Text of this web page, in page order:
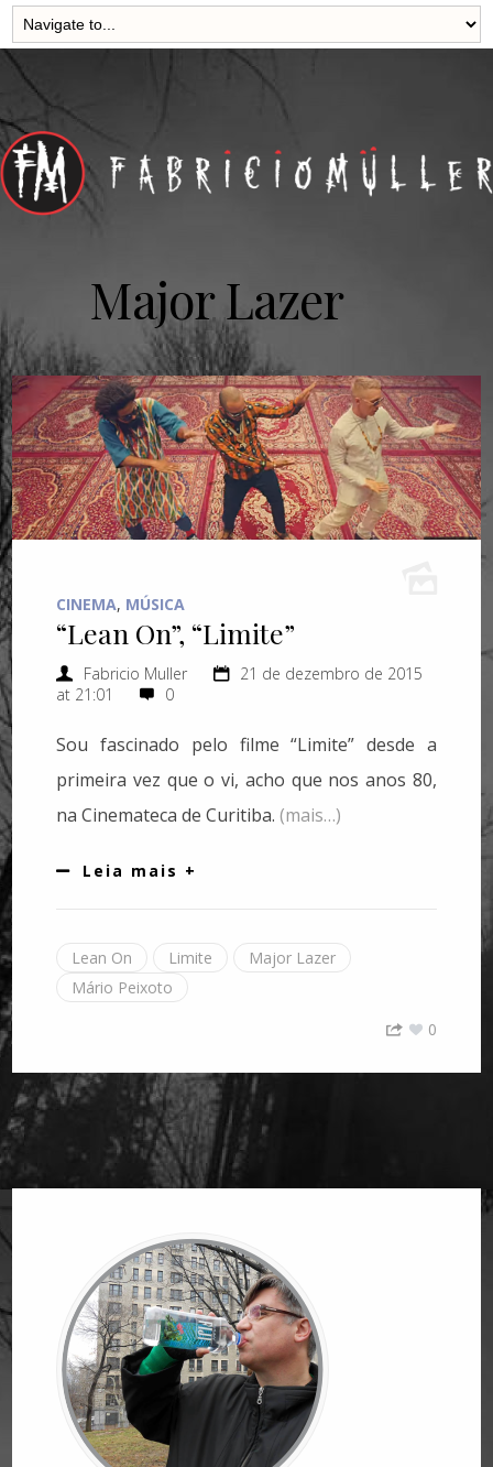
Major Lazer
CINEMA, MÚSICA
“Lean On”, “Limite”
Fabricio Muller
21 de dezembro de 2015
at 21:01
0
Sou fascinado pelo filme “Limite” desde a
primeira vez que o vi, acho que nos anos 80,
na Cinemateca de Curitiba.(mais…)
Leia mais +
Lean On Limite
Major Lazer
Mário Peixoto
0